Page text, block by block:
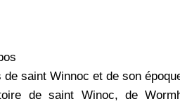
saint Winnoc et de son
de saint Winoc, de